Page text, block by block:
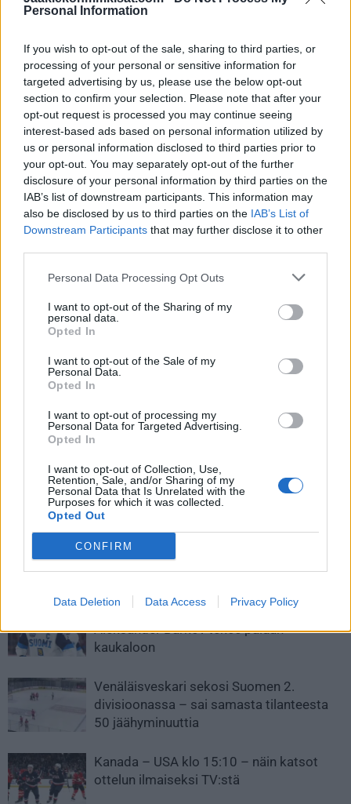
Personal Information
If you wish to opt-out of the sale, sharing to third parties, or
processing of your personal or sensitive information for
targeted advertising by us, please use the below opt-out
section to confirm your selection. Please note that after your
opt-out request is processed you may continue seeing
interest-based ads based on personal information utilized by
us or personal information disclosed to third parties prior to
your opt-out. You may separately opt-out of the further
disclosure of your personal information by third parties on the
IAB’s list of downstream participants. This information may
also be disclosed by us to third parties on the IAB’s List of
Downstream Participants that may further disclose it to other
Personal Data Processing Opt Outs
I want to opt-out of the Sharing of my
personal data.
Opted In
I want to opt-out of the Sale of my
Personal Data.
Opted In
I want to opt-out of processing my
Personal Data for Targeted Advertising.
Opted In
I want to opt-out of Collection, Use,
Retention, Sale, and/or Sharing of my
Personal Data that Is Unrelated with the
Purposes for which it was collected.
Opted Out
CONFIRM
Data Deletion Data Access Privacy Policy
Yksilöistä ottelussa on nostettava esille Suomen joukkueesta
enemmän tulosta ratkaisupaikoissa. Suomen pistekärki näissä
kisoissa toistaiseksi onTony Sund, jolla on kasassa
vaatimattomat tehot 2+1=3.
Saksan pörssikärki onMarcel Noebelskuudella (2+4)
tehopisteellään. Matthias Plachtaon onnistunut
tehoilemaan viiden (2+3) tehopisteen verran. Peräti kuusi
saksalaista on Suomen tehokkaimman Sundin edellä
pistepörssissä.
Suomen ja Saksan välinen ottelu alkaa tänään lauantaina kello
Saksa – Suomi live streamtarjoilee ottelun kotisohville
Suomi-Latvia sunnuntain
ohjelmassa – näin katsot
ottelun ilmaiseksi
Suomi kohtaa Saksan – näillä
kentällisillä Leijonat lähtee
LIITTYVÄT ARTIKKELIT LISÄÄ TEKIJÄLTÄ
Leijonat julkisti ketjut Sveitsi-peliin –
Aleksander Barkov tekee paluun
kaukaloon
Venäläisveskari sekosi Suomen 2.
divisioonassa – sai samasta tilanteesta
50 jäähyminuuttia
Kanada – USA klo 15:10 – näin katsot
ottelun ilmaiseksi TV:stä